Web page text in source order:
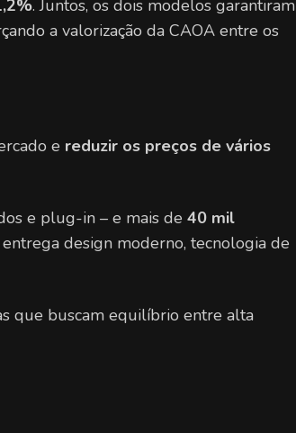
. Juntos, os dois modelos garantiram
a valorização da CAOA entre os
e reduzir os preços de vários
e plug-in – e mais de 40 mil
design moderno, tecnologia de
que buscam equilíbrio entre alta